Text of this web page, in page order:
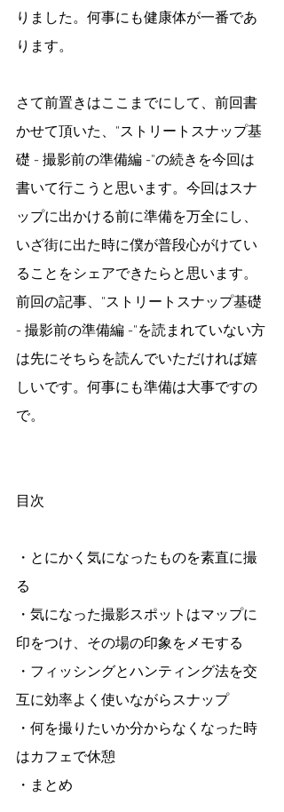
りました。何事にも健康体が一番であ
ります。
さて前置きはここまでにして、前回書
かせて頂いた、"ストリートスナップ基
礎 - 撮影前の準備編 -"の続きを今回は
書いて行こうと思います。今回はスナ
ップに出かける前に準備を万全にし、
いざ街に出た時に僕が普段心がけてい
ることをシェアできたらと思います。
前回の記事、"ストリートスナップ基礎
- 撮影前の準備編 -"を読まれていない方
は先にそちらを読んでいただければ嬉
しいです。何事にも準備は大事ですの
で。
目次
・とにかく気になったものを素直に撮
る
・気になった撮影スポットはマップに
印をつけ、その場の印象をメモする
・フィッシングとハンティング法を交
互に効率よく使いながらスナップ
・何を撮りたいか分からなくなった時
はカフェで休憩
・まとめ